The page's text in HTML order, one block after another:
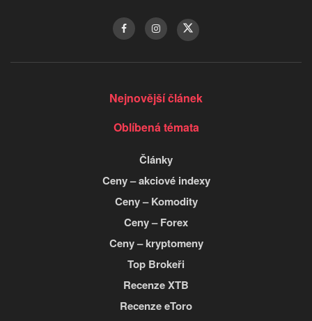
Nejnovější článek
Oblíbená témata
Články
Ceny – akciové indexy
Ceny – Komodity
Ceny – Forex
Ceny – kryptomeny
Top Brokeři
Recenze XTB
Recenze eToro